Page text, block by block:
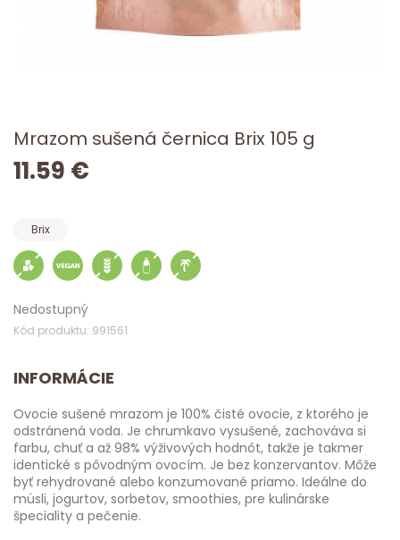
Mrazom sušená černica Brix 105 g
11.59 €
Brix
Nedostupný
Kód produktu: 991561
INFORMÁCIE
Ovocie sušené mrazom je 100% čisté ovocie, z ktorého je
odstránená voda. Je chrumkavo vysušené, zachováva si
farbu, chuť a až 98% výživových hodnôt, takže je takmer
identické s pôvodným ovocím. Je bez konzervantov. Môže
byť rehydrované alebo konzumované priamo. Ideálne do
müsli, jogurtov, sorbetov, smoothies, pre kulinárske
špeciality a pečenie.